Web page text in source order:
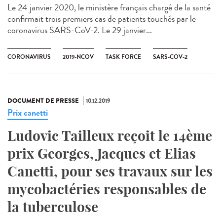
Le 24 janvier 2020, le ministère français chargé de la santé
confirmait trois premiers cas de patients touchés par le
coronavirus SARS-CoV-2​. Le 29 janvier...
CORONAVIRUS 2019-NCOV TASK FORCE SARS-COV-2
DOCUMENT DE PRESSE 10.12.2019
Prix canetti
Ludovic Tailleux reçoit le 14ème
prix Georges, Jacques et Elias
Canetti, pour ses travaux sur les
mycobactéries responsables de
la tuberculose